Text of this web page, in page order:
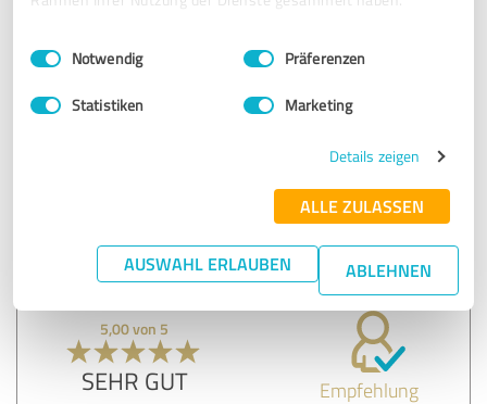
Impressum Datenschutzbestimmungen
Einwilligungsauswahl
Notwendig Präferenzen
Statistiken Marketing
Details zeigen
ALLE ZULASSEN
AUSWAHL ERLAUBEN ABLEHNEN
SEHR GUT Empfehlung
Authentizität, Professionalität und Engagement 👍
29.03.2016 Maresa P.
5,00 von 5
SEHR GUT Empfehlung